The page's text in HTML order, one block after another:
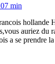
min
hollande
auriez du
a se prendre